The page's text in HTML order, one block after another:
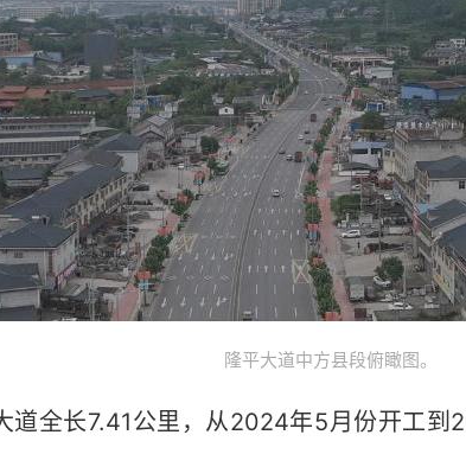
隆平大道中方县段俯瞰图。
全长7.41公里，从2024年5月份开工到